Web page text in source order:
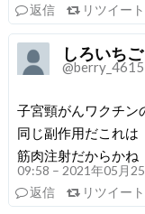
返信
リツイート
しろいちご
@berry_4615
子宮頸がんワクチン
同じ副作用だこれは
筋肉注射だからかね
09:58 – 2021年05月
返信
リツイート